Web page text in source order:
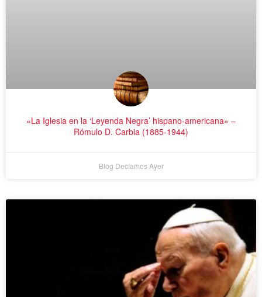
«La Iglesia en la ‘Leyenda Negra’ hispano-americana» –
Rómulo D. Carbia (1885-1944)
Blog Decíamos Ayer